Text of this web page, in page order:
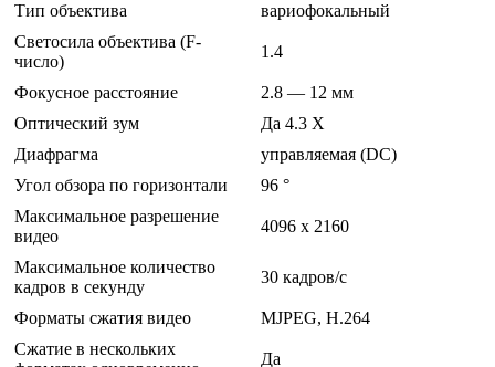
Тип объектива
вариофокальный
Светосила объектива (F-
число)
1.4
Фокусное расстояние
2.8 — 12 мм
Оптический зум
Да 4.3 Х
Диафрагма
управляемая (DC)
Угол обзора по горизонтали
96 °
Максимальное разрешение
видео
4096 x 2160
Максимальное количество
кадров в секунду
30 кадров/с
Форматы сжатия видео
MJPEG, H.264
Сжатие в нескольких
Да